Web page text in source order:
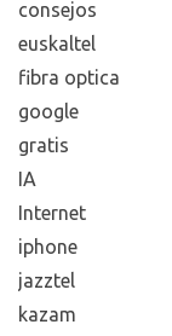
consejos
euskaltel
fibra optica
google
gratis
IA
Internet
iphone
jazztel
kazam